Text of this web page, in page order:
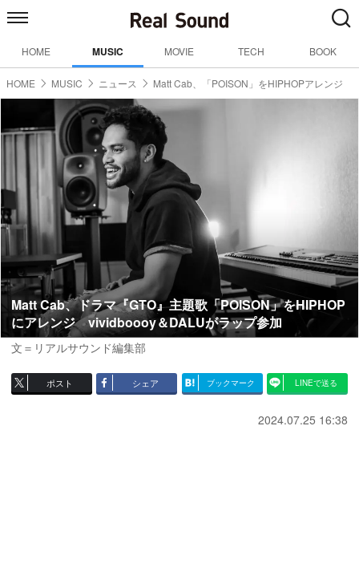
HOME MUSIC MOVIE TECH BOOK
HOME MUSIC ニュース Matt Cab、「POISON」をHIPHOPアレンジ
Matt Cab、ドラマ『GTO』主題歌「POISON」をHIPHOP
にアレンジ vividboooy＆DALUがラップ参加
文＝リアルサウンド編集部
ポスト シェア ブックマーク LINEで送る
2024.07.25 16:38